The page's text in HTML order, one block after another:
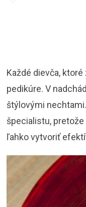
Každé dievča,
pedikúre. V
štýlovými
špecialistu,
ľahko vytvoriť